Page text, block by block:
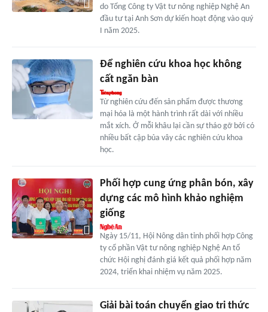
do Tổng Công ty Vật tư nông nghiệp Nghệ An
đầu tư tại Anh Sơn dự kiến hoạt động vào quý
I năm 2025.
Để nghiên cứu khoa học không
cất ngăn bàn
Từ nghiên cứu đến sản phẩm được thương
mại hóa là một hành trình rất dài với nhiều
mắt xích. Ở mỗi khâu lại cần sự tháo gỡ bởi có
nhiều bất cập bủa vây các nghiên cứu khoa
học.
Phối hợp cung ứng phân bón, xây
dựng các mô hình khảo nghiệm
giống
Ngày 15/11, Hội Nông dân tỉnh phối hợp Công
ty cổ phần Vật tư nông nghiệp Nghệ An tổ
chức Hội nghị đánh giá kết quả phối hợp năm
2024, triển khai nhiệm vụ năm 2025.
Giải bài toán chuyển giao tri thức